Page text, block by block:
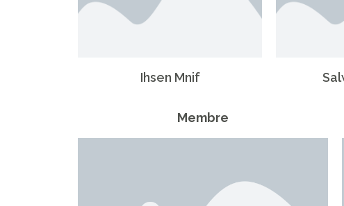
Ihsen Mnif
Membre